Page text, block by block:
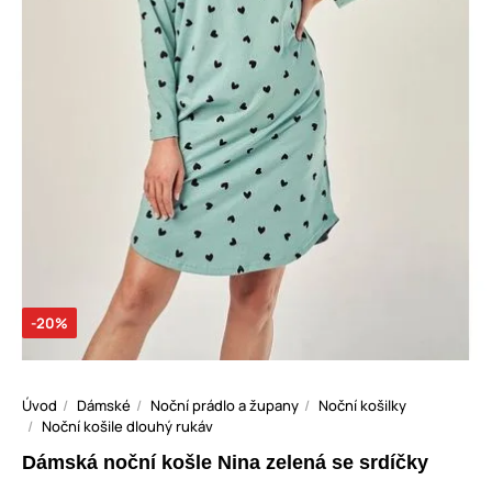
-20%
Úvod Dámské Noční prádlo a župany
Noční košilky
Noční košile dlouhý rukáv
Dámská noční košle Nina zelená se srdíčky